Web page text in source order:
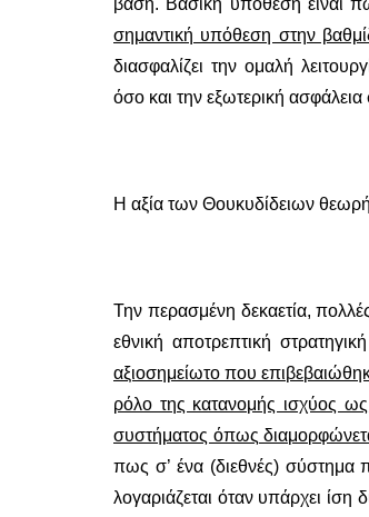
σημαντική υπόθεση στην
διασφαλίζει την ομαλή
όσο και την εξωτερική
Η αξία των Θουκυδίδειων
Την περασμένη δεκαετία,
εθνική αποτρεπτική
αξιοσημείωτο που
ρόλο της κατανομής ισχύος
συστήματος όπως
πως σ’ ένα (διεθνές) σύστημα
λογαριάζεται όταν υπάρχει